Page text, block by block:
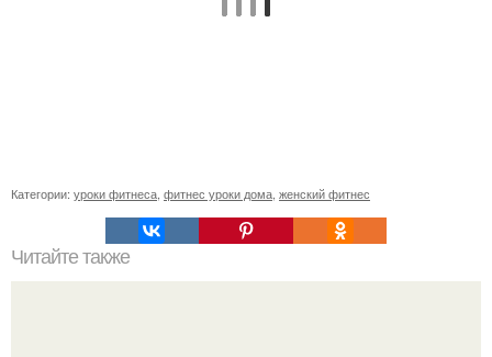
Категории: уроки фитнеса фитнес уроки дома женский фитнес
Читайте также